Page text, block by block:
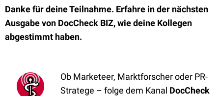
Danke für deine Teilnahme. Erfahre in der nächsten
Ausgabe von DocCheck BIZ, wie deine Kollegen
abgestimmt haben.
Ob Marketeer, Marktforscher oder PR-
Stratege – folge dem Kanal DocCheck